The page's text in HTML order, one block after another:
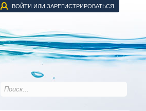
ВОЙТИ ИЛИ ЗАРЕГИСТРИРОВАТЬСЯ